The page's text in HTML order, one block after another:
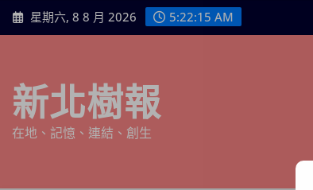
Skip
to
星期六, 8 8 月 2026 5:22:17 AM
新北樹報
在地、記憶、連結、創生